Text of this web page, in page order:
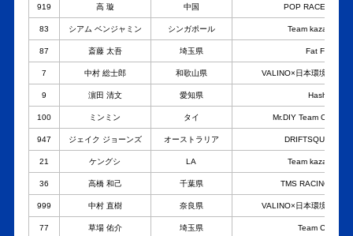
919 高 璇 中国 POP RACE × FFR
83 シアム ベンジャミン シンガポール Team kazama
87 斎藤 太吾 埼玉県 Fat Five
7 中村 総士郎 和歌山県 VALINO×日本環境開発
9 濵田 清文 愛知県 Hash9
100 ミンミン タイ Mr.DIY Team
947 ジェイク ジョーンズ オーストラリア DRIFTSQUID
21 ケングシ LA Team kazama
36 高橋 和己 千葉県 TMS RACING
999 中村 直樹 奈良県 VALINO×日本環境開発
77 草場 佑介 埼玉県 Team Cusco